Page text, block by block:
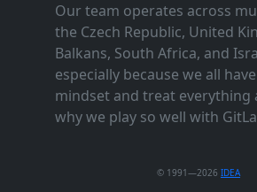
Our team operates across
the Czech Republic, United
Balkans, South Africa, and
especially because we all
mindset and treat everything
why we play so well with
© 1991—2026 IDEA